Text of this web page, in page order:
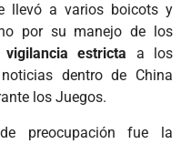
llevó a varios boicots y
por su manejo de los
vigilancia estricta a los
dentro de China
los Juegos.
preocupación fue la